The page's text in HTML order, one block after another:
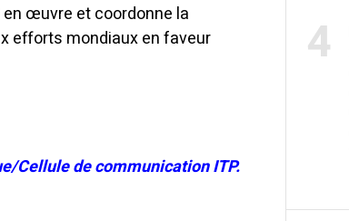
œuvre et coordonne la
efforts mondiaux en faveur
Cellule de communication ITP.
4